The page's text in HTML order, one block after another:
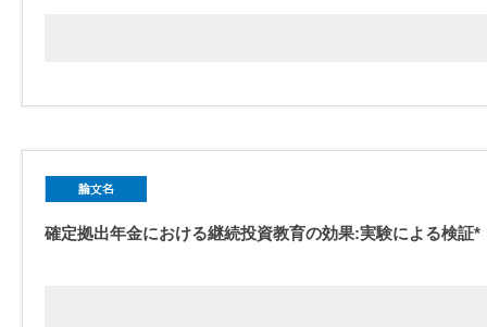
確定拠出年金における継続投資教育の効果:実験による検証*